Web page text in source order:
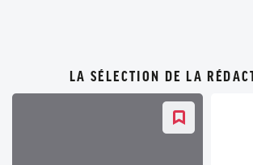
LA SÉLECTION DE LA